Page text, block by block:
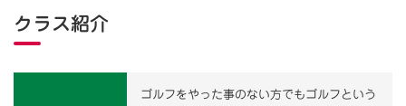
クラス紹介
ゴルフをやった事のない方でもゴルフという